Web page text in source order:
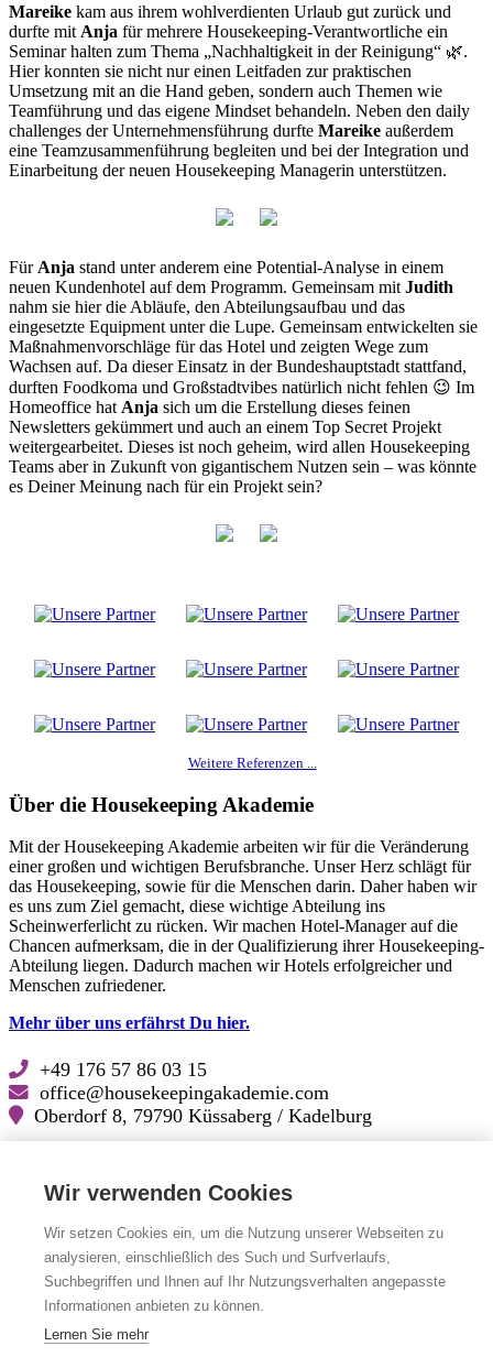
Mareike kam aus ihrem wohlverdienten Urlaub gut zurück und
durfte mit Anja für mehrere Housekeeping-Verantwortliche ein
Seminar halten zum Thema „Nachhaltigkeit in der Reinigung“ 🌿.
Hier konnten sie nicht nur einen Leitfaden zur praktischen
Umsetzung mit an die Hand geben, sondern auch Themen wie
Teamführung und das eigene Mindset behandeln. Neben den daily
challenges der Unternehmensführung durfte Mareike außerdem
eine Teamzusammenführung begleiten und bei der Integration und
Einarbeitung der neuen Housekeeping Managerin unterstützen.
Für Anja stand unter anderem eine Potential-Analyse in einem
neuen Kundenhotel auf dem Programm. Gemeinsam mit Judith
nahm sie hier die Abläufe, den Abteilungsaufbau und das
eingesetzte Equipment unter die Lupe. Gemeinsam entwickelten sie
Maßnahmenvorschläge für das Hotel und zeigten Wege zum
Wachsen auf. Da dieser Einsatz in der Bundeshauptstadt stattfand,
durften Foodkoma und Großstadtvibes natürlich nicht fehlen 😉 Im
Homeoffice hat Anja sich um die Erstellung dieses feinen
Newsletters gekümmert und auch an einem Top Secret Projekt
weitergearbeitet. Dieses ist noch geheim, wird allen Housekeeping
Teams aber in Zukunft von gigantischem Nutzen sein – was könnte
es Deiner Meinung nach für ein Projekt sein?
Weitere Referenzen ...
Über die Housekeeping Akademie
Mit der Housekeeping Akademie arbeiten wir für die Veränderung
einer großen und wichtigen Berufsbranche. Unser Herz schlägt für
das Housekeeping, sowie für die Menschen darin. Daher haben wir
es uns zum Ziel gemacht, diese wichtige Abteilung ins
Scheinwerferlicht zu rücken. Wir machen Hotel-Manager auf die
Chancen aufmerksam, die in der Qualifizierung ihrer Housekeeping-
Abteilung liegen. Dadurch machen wir Hotels erfolgreicher und
Menschen zufriedener.
Mehr über uns erfährst Du hier.
+49 176 57 86 03 15
office@housekeepingakademie.com
Oberdorf 8, 79790 Küssaberg / Kadelburg
Lösungskatalog für Hoteliers (PDF zum Download)
Folge uns auf
Facebook Facebook
LinkedInLinkedIn
InstagramInstagram
Wir verwenden Cookies
Wir setzen Cookies ein, um die Nutzung unserer Webseiten zu
analysieren, einschließlich des Such und Surfverlaufs,
Suchbegriffen und Ihnen auf Ihr Nutzungsverhalten angepasste
Informationen anbieten zu können.
Lernen Sie mehr